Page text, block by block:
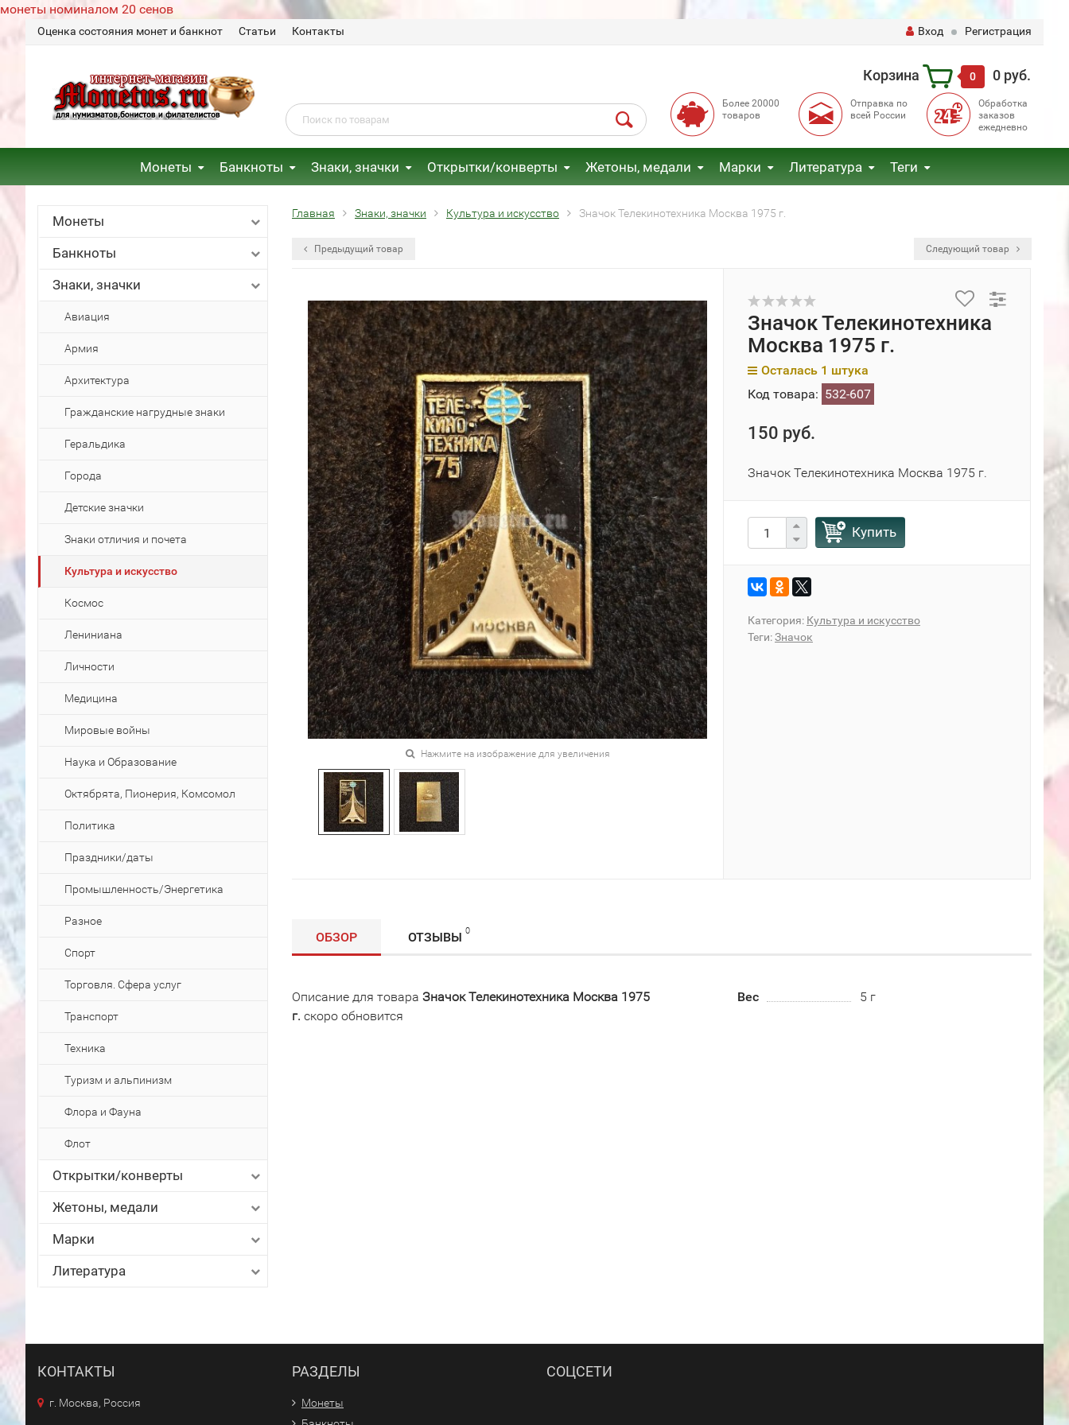
монеты номиналом 20 сенов
Оценка состояния монет и банкнот Статьи Контакты Вход Регистрация
Корзина 0 0 руб.
Более 20000
товаров
Отправка по
всей России
Обработка
заказов
ежедневно
Монеты Банкноты Знаки, значки Открытки/конверты Жетоны, медали Марки Литература Теги
Монеты
Банкноты
Знаки, значки
Авиация
Армия
Архитектура
Гражданские нагрудные знаки
Геральдика
Города
Детские значки
Знаки отличия и почета
Культура и искусство
Космос
Лениниана
Личности
Медицина
Мировые войны
Наука и Образование
Октябрята, Пионерия, Комсомол
Политика
Праздники/даты
Промышленность/Энергетика
Разное
Спорт
Торговля. Сфера услуг
Транспорт
Техника
Туризм и альпинизм
Флора и Фауна
Флот
Открытки/конверты
Жетоны, медали
Марки
Литература
Главная Знаки, значки Культура и искусство Значок Телекинотехника Москва 1975 г.
Предыдущий товар Следующий товар
Нажмите на изображение для увеличения
Значок Телекинотехника
Москва 1975 г.
Осталась 1 штука
Код товара: 532-607
150 руб.
Значок Телекинотехника Москва 1975 г.
Купить
Категория: Культура и искусство
Теги:Значок
ОБЗОР ОТЗЫВЫ 0
Описание для товара Значок Телекинотехника Москва 1975
г. скоро обновится
Вес 5 г
КОНТАКТЫ
г. Москва, Россия
РАЗДЕЛЫ
Монеты
СОЦСЕТИ